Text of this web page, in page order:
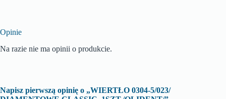
Opinie
Na razie nie ma opinii o produkcie.
Napisz pierwszą opinię o „WIERTŁO 0304-5/023/